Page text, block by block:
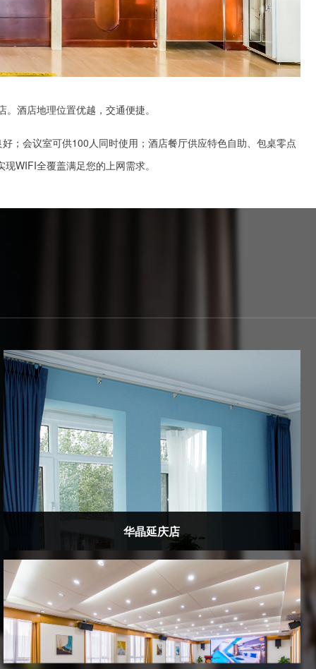
酒店地理位置优越，交通便捷。
；会议室可供100人同时使用；酒店餐厅供应特色自助、包桌零点
WIFI全覆盖满足您的上网需求。
华晶延庆店